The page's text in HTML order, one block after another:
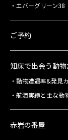
エバーグリーン38
ご予約
知床で出会う動物
動物遭遇率&発見
航海実績と主な動
赤岩の番屋